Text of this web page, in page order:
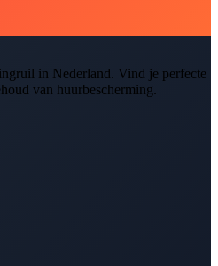
in Nederland. Vind je perfecte
van huurbescherming.